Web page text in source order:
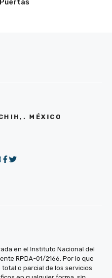
MÉXICO
en el Instituto Nacional del
RPDA-01/2166. Por lo que
o parcial de los servicios